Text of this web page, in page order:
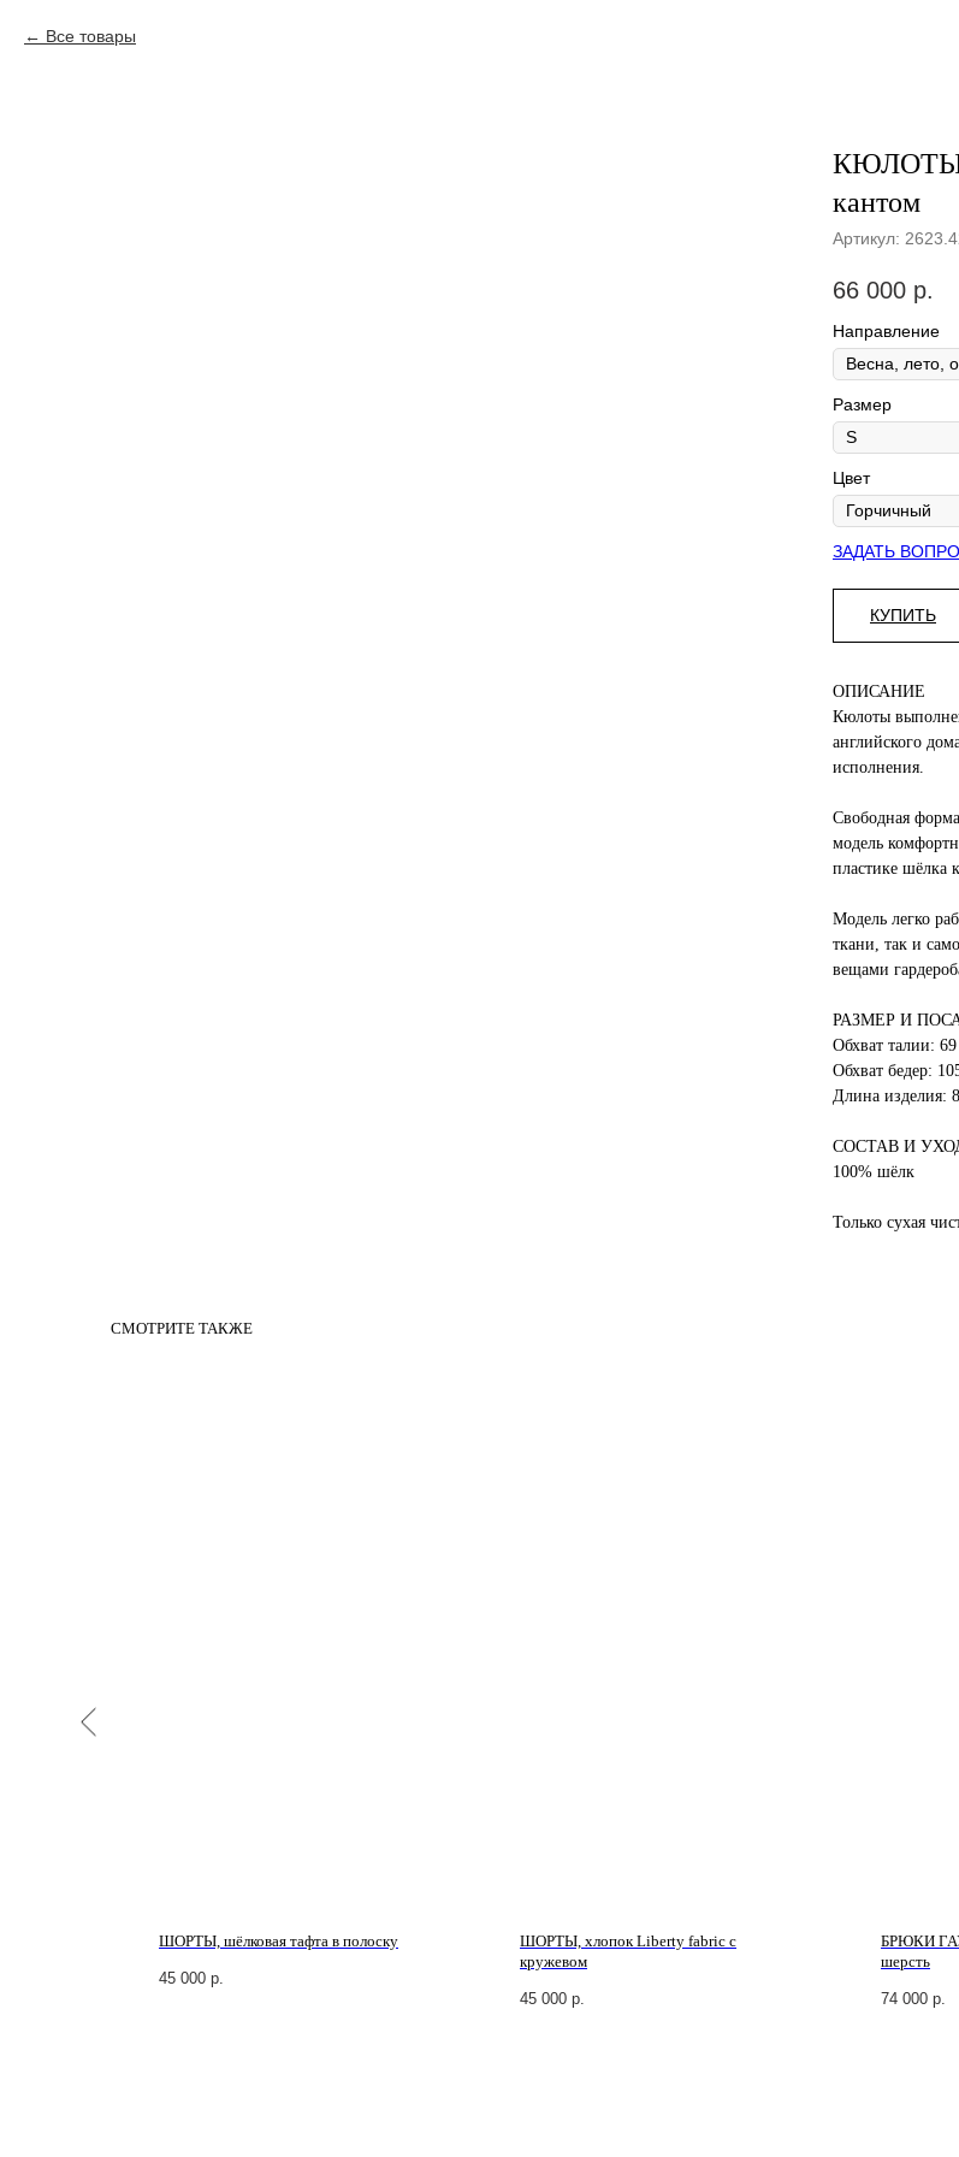
Все товары
КЮЛОТЫ,
кантом
Артикул:
66 000 р.
Направление
Размер
Цвет
ЗАДАТЬ
КУПИТЬ
ОПИСАНИЕ
Кюлоты
английского
исполнения.
Свободная
модель
пластике шёлка
Модель легко
ткани, так и
вещами
РАЗМЕР И
Обхват талии:
Обхват бедер:
Длина изделия:
СОСТАВ И
100% шёлк
Только сухая
СМОТРИТЕ ТАКЖЕ
ШОРТЫ, шёлковая тафта в полоску
45 000 р.
ШОРТЫ, хлопок Liberty fabric с
кружевом
45 000 р.
БРЮКИ
шерсть
74 000 р.